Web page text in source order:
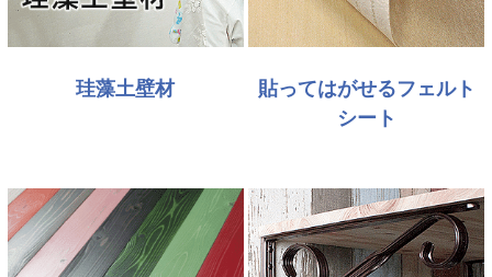
珪藻土壁材
貼ってはがせるフェルト
シート